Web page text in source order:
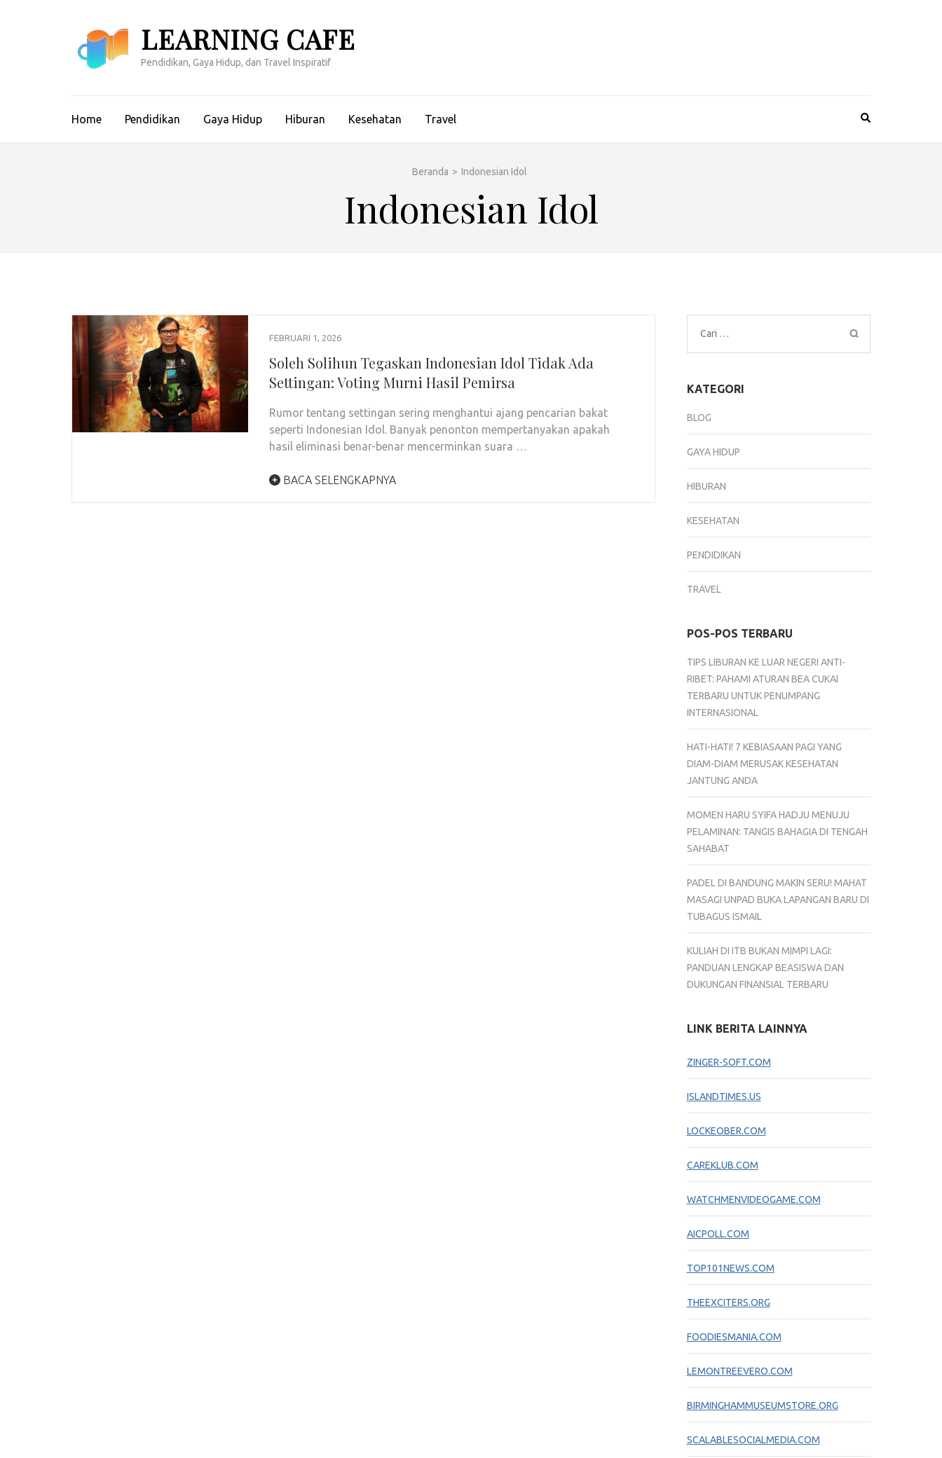
LEARNING CAFE
Pendidikan, Gaya Hidup, dan Travel Inspiratif
Home Pendidikan Gaya Hidup Hiburan Kesehatan Travel
Beranda > Indonesian Idol
Indonesian Idol
FEBRUARI 1, 2026
Soleh Solihun Tegaskan Indonesian Idol Tidak Ada
Settingan: Voting Murni Hasil Pemirsa
Rumor tentang settingan sering menghantui ajang pencarian bakat
seperti Indonesian Idol. Banyak penonton mempertanyakan apakah
hasil eliminasi benar-benar mencerminkan suara …
BACA SELENGKAPNYA
Cari
untuk:
KATEGORI
BLOG
GAYA HIDUP
HIBURAN
KESEHATAN
PENDIDIKAN
TRAVEL
POS-POS TERBARU
TIPS LIBURAN KE LUAR NEGERI ANTI-
RIBET: PAHAMI ATURAN BEA CUKAI
TERBARU UNTUK PENUMPANG
INTERNASIONAL
HATI-HATI! 7 KEBIASAAN PAGI YANG
DIAM-DIAM MERUSAK KESEHATAN
JANTUNG ANDA
MOMEN HARU SYIFA HADJU MENUJU
PELAMINAN: TANGIS BAHAGIA DI TENGAH
SAHABAT
PADEL DI BANDUNG MAKIN SERU! MAHAT
MASAGI UNPAD BUKA LAPANGAN BARU DI
TUBAGUS ISMAIL
KULIAH DI ITB BUKAN MIMPI LAGI:
PANDUAN LENGKAP BEASISWA DAN
DUKUNGAN FINANSIAL TERBARU
LINK BERITA LAINNYA
ZINGER-SOFT.COM
ISLANDTIMES.US
LOCKEOBER.COM
CAREKLUB.COM
WATCHMENVIDEOGAME.COM
AICPOLL.COM
TOP101NEWS.COM
THEEXCITERS.ORG
FOODIESMANIA.COM
LEMONTREEVERO.COM
BIRMINGHAMMUSEUMSTORE.ORG
SCALABLESOCIALMEDIA.COM